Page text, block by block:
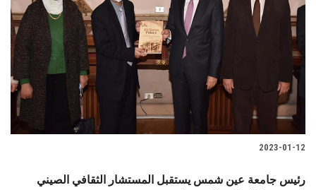
2023-01-12
رئيس جامعة عين شمس يستقبل المستشار الثقافي الصيني